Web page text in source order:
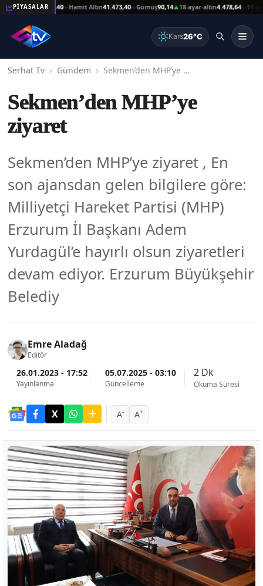
PİYASALAR
Altın41.473,40— Hamit Altın41.473,40—Gümüş90,14▲18-ayar-altin4.478,64—14-ayar-
Kars26°C
Serhat Tv Gündem Sekmen’den MHP’ye ziyaret
Sekmen’den MHP’ye
ziyaret
Sekmen’den MHP’ye ziyaret , En
son ajansdan gelen bilgilere göre:
Milliyetçi Hareket Partisi (MHP)
Erzurum İl Başkanı Adem
Yurdagül’e hayırlı olsun ziyaretleri
devam ediyor. Erzurum Büyükşehir
Belediy
Emre Aladağ
Editör
26.01.2023 - 17:52
Yayınlanma
05.07.2025 - 03:10
Güncelleme
2 Dk
Okuma Süresi
A- A+